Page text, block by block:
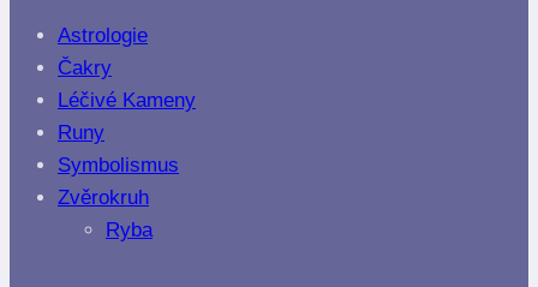
Astrologie
Čakry
Léčivé Kameny
Runy
Symbolismus
Zvěrokruh
Ryba